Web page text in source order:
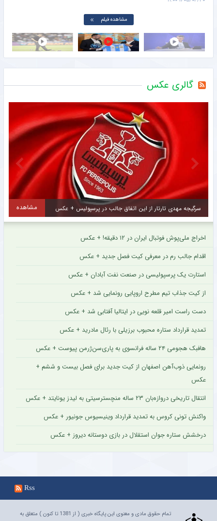
گالری عکس
مشاهده خبری جدید از ستاره خارجی استقلال برای هواداران رسید + سند
اخراج ملی‌پوش فوتبال ایران در ۱۲ دقیقه! + عکس
اقدام جالب رم در معرفی کیت فصل جدید + عکس
استارت یک پرسپولیسی در صنعت نفت آبادان + عکس
از کیت جذاب تیم مطرح اروپایی رونمایی شد + عکس
دست راست امیر قلعه نویی در ایتالیا آفتابی شد + عکس
تمدید قرارداد ستاره محبوب برزیلی با رئال مادرید + عکس
هافبک هجومی ۲۴ ساله فرانسوی به پاری‌سن‌ژرمن پیوست + عکس
رونمایی ذوب‌آهن اصفهان از کیت جدید برای فصل بیست و ششم +
عکس
انتقال تاریخی دروازه‌بان ۲۳ ساله منچسترسیتی به لیدز یونایتد + عکس
واکنش تونی کروس به تمدید قرارداد وینیسیوس جونیور + عکس
درخشش ستاره جوان استقلال در بازی دوستانه دیروز + عکس
Rss
تمام حقوق مادی و معنوی این پایگاه خبری ( از 1381 تا کنون ) متعلق به